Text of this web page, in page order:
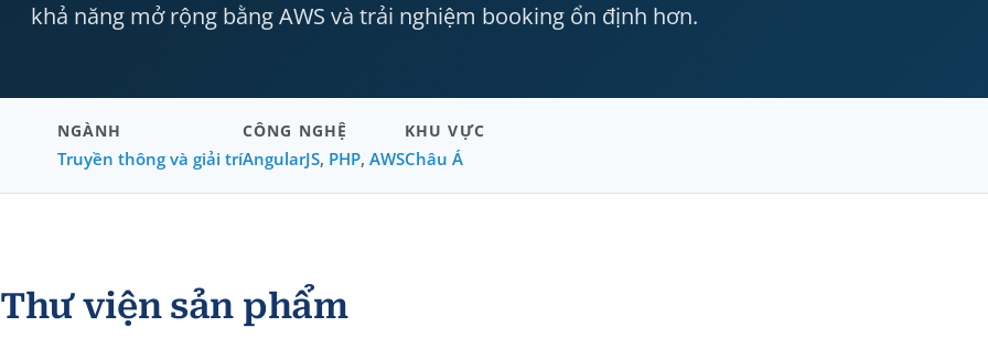
khả năng mở rộng bằng AWS và trải nghiệm booking ổn định hơn.
NGÀNH
Truyền thông và giải trí
CÔNG NGHỆ
AngularJS, PHP, AWS
KHU VỰC
Châu Á
Thư viện sản phẩm